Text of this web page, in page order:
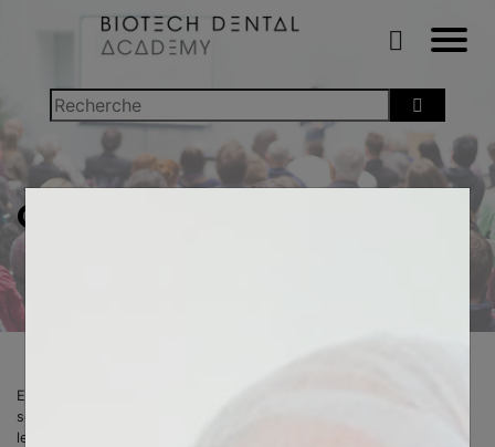
COOKIES
En visitant notre site Biotech Dental Academy et en utilisant nos
services, vous comprenez et acceptez la façon dont nous traitons
les données personnelles conformément à notre politique de